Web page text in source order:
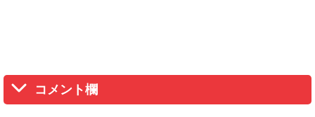
コメント欄